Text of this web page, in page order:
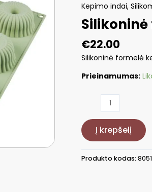
Kepimo indai,
Silikoninė
€22.00
Silikoninė formelė
Prieinamumas:
produkto
Silikoninė
formelė
keksiukams
SIL-
Į krepšelį
Produkto kodas: